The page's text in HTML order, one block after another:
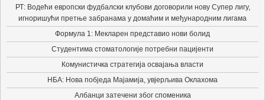
РТ: Водећи европски фудбалски клубови договорили нову Супер лигу,
игноришући претње забранама у домаћим и међународним лигама
Формула 1: Мекларен представио нови болид
Студентима стоматологије потребни пацијенти
Комунистичка стратегија освајања власти
НБА: Нова побједа Мајамија, увјерљива Оклахома
Албанци затечени због споменика